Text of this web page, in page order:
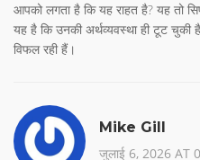
आपको लगता है कि यह राहत है? यह तो
यह है कि उनकी अर्थव्यवस्था ही टूट
विफल रही हैं।
Mike Gill
जुलाई 6, 2026 AT